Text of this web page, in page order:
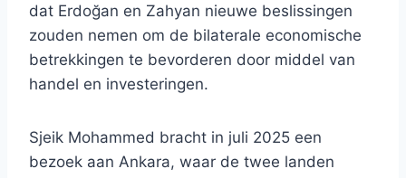
dat Erdoğan en Zahyan nieuwe beslissingen
zouden nemen om de bilaterale economische
betrekkingen te bevorderen door middel van
handel en investeringen.
Sjeik Mohammed bracht in juli 2025 een
bezoek aan Ankara, waar de twee landen